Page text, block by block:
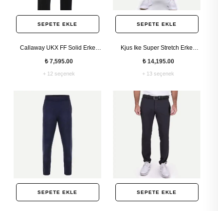
SEPETE EKLE
Callaway UKX FF Solid Erkek
₺ 7,595.00
+ 12 seçenek
SEPETE EKLE
Kjus Ike Super Stretch Erkek
₺ 14,195.00
+ 13 seçenek
SEPETE EKLE SEPETE EKLE